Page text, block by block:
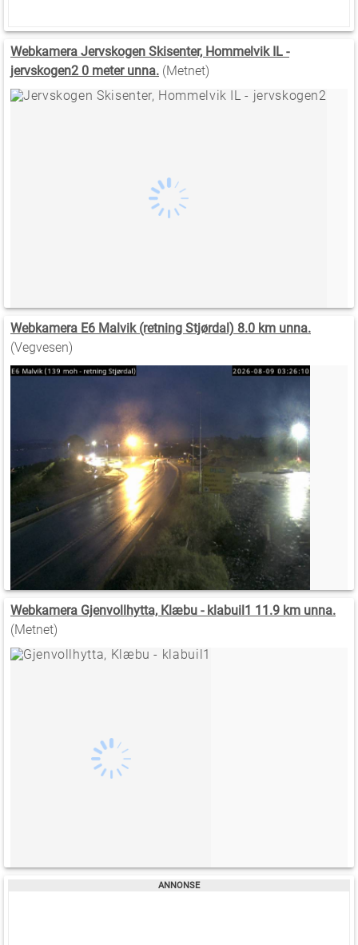
Webkamera Jervskogen Skisenter, Hommelvik IL -
jervskogen2 0 meter unna. (Metnet)
Webkamera E6 Malvik (retning Stjørdal) 8.0 km unna.
(Vegvesen)
Webkamera Gjenvollhytta, Klæbu - klabuil1 11.9 km unna.
(Metnet)